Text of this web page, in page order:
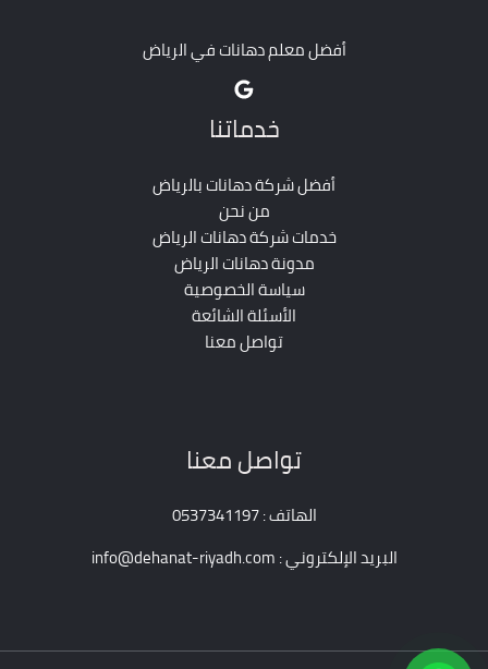
أفضل معلم دهانات في الرياض
خدماتنا
أفضل شركة دهانات بالرياض
من نحن
خدمات شركة دهانات الرياض
مدونة دهانات الرياض
سياسة الخصوصية
الأسئلة الشائعة
تواصل معنا
تواصل معنا
الهاتف : 0537341197
البريد الإلكتروني : info@dehanat-riyadh.com